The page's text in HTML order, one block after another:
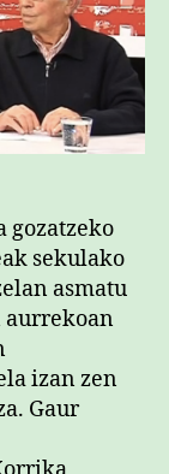
gozatzeko
sekulako
asmatu
aurrekoan
izan zen
Gaur